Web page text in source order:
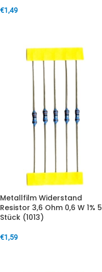
€1,49
Metallfilm Widerstand
Resistor 3,6 Ohm 0,6 W 1% 5
Stück (1013)
€1,59